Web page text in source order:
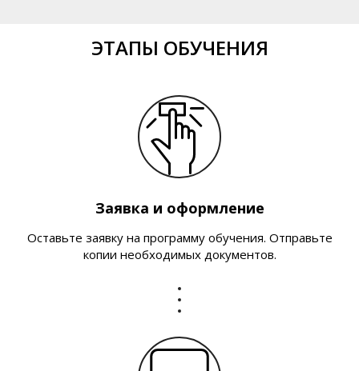
ЭТАПЫ ОБУЧЕНИЯ
Заявка и оформление
Оставьте заявку на программу обучения. Отправьте
копии необходимых документов.